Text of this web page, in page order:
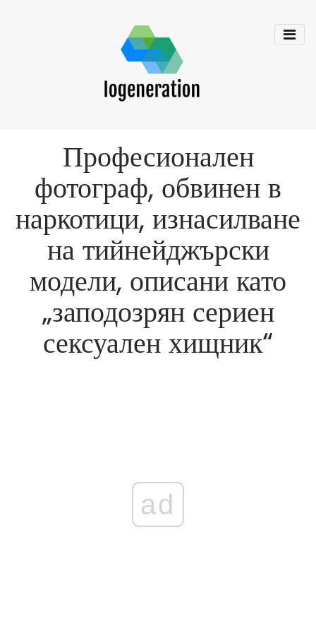
Професионален
фотограф, обвинен в
наркотици, изнасилване
на тийнейджърски
модели, описани като
„заподозрян сериен
сексуален хищник“
ad